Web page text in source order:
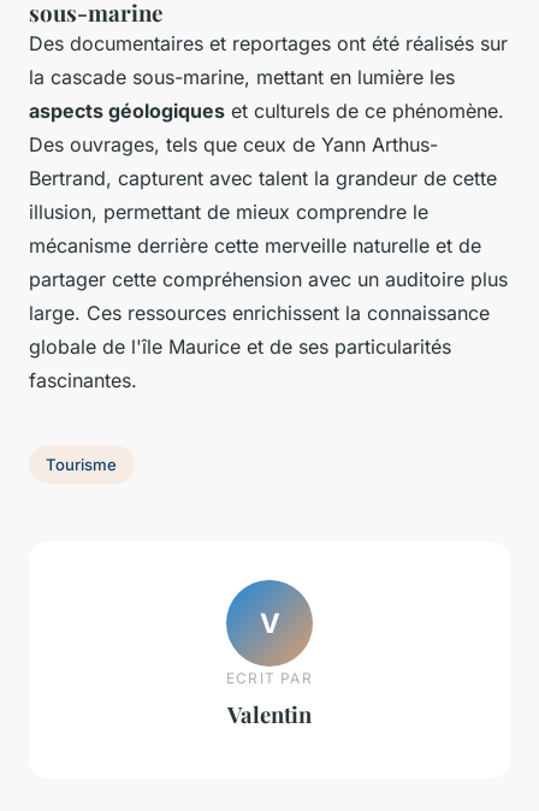
sous-marine
Des documentaires et reportages ont été réalisés sur
la cascade sous-marine, mettant en lumière les
aspects géologiques et culturels de ce phénomène.
Des ouvrages, tels que ceux de Yann Arthus-
Bertrand, capturent avec talent la grandeur de cette
illusion, permettant de mieux comprendre le
mécanisme derrière cette merveille naturelle et de
partager cette compréhension avec un auditoire plus
large. Ces ressources enrichissent la connaissance
globale de l'île Maurice et de ses particularités
fascinantes.
Tourisme
V
ECRIT PAR
Valentin